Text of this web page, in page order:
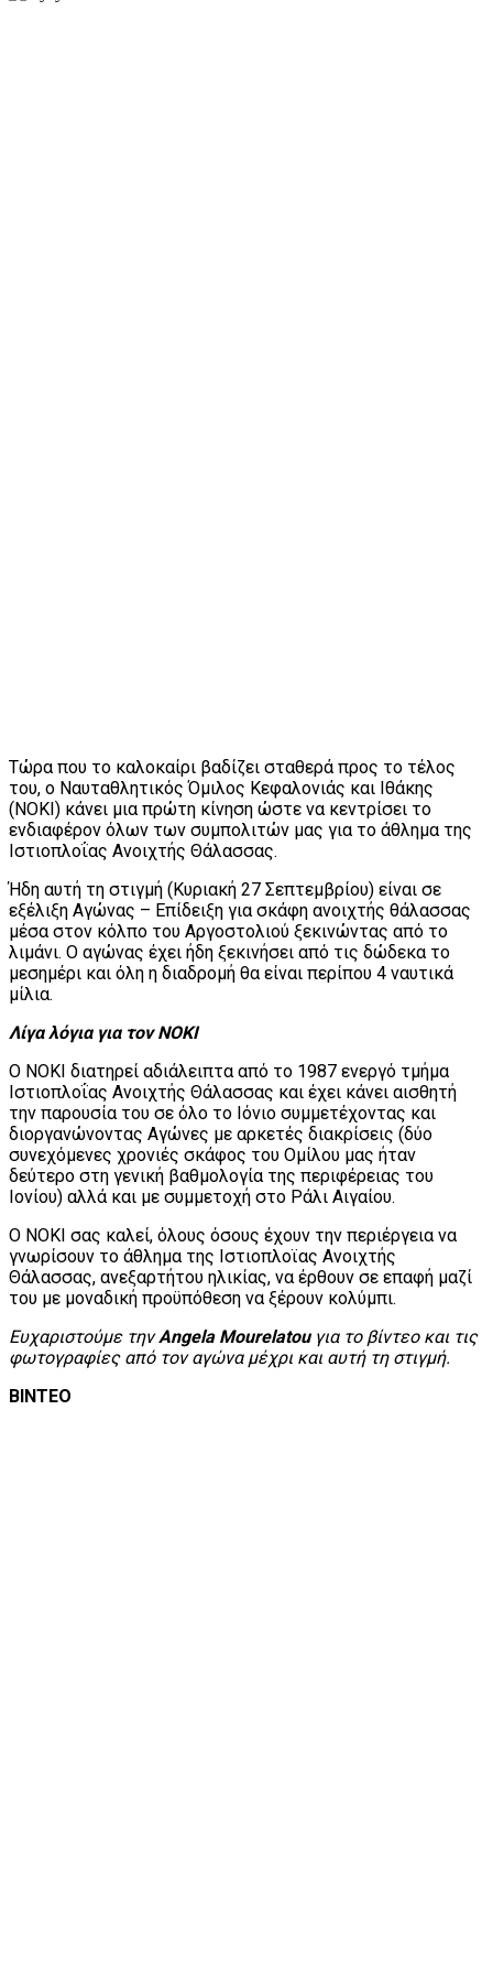
Τώρα που το καλοκαίρι βαδίζει σταθερά προς το τέλος
του, ο Ναυταθλητικός Όμιλος Κεφαλονιάς και Ιθάκης
(ΝΟΚΙ) κάνει μια πρώτη κίνηση ώστε να κεντρίσει το
ενδιαφέρον όλων των συμπολιτών μας για το άθλημα της
Ιστιοπλοΐας Ανοιχτής Θάλασσας.
Ήδη αυτή τη στιγμή (Κυριακή 27 Σεπτεμβρίου) είναι σε
εξέλιξη Αγώνας – Επίδειξη για σκάφη ανοιχτής θάλασσας
μέσα στον κόλπο του Αργοστολιού ξεκινώντας από το
λιμάνι. Ο αγώνας έχει ήδη ξεκινήσει από τις δώδεκα το
μεσημέρι και όλη η διαδρομή θα είναι περίπου 4 ναυτικά
μίλια.
Λίγα λόγια για τον ΝΟΚΙ
Ο ΝΟΚΙ διατηρεί αδιάλειπτα από το 1987 ενεργό τμήμα
Ιστιοπλοΐας Ανοιχτής Θάλασσας και έχει κάνει αισθητή
την παρουσία του σε όλο το Ιόνιο συμμετέχοντας και
διοργανώνοντας Αγώνες με αρκετές διακρίσεις (δύο
συνεχόμενες χρονιές σκάφος του Ομίλου μας ήταν
δεύτερο στη γενική βαθμολογία της περιφέρειας του
Ιονίου) αλλά και με συμμετοχή στο Ράλι Αιγαίου.
Ο ΝΟΚΙ σας καλεί, όλους όσους έχουν την περιέργεια να
γνωρίσουν το άθλημα της Ιστιοπλοϊας Ανοιχτής
Θάλασσας, ανεξαρτήτου ηλικίας, να έρθουν σε επαφή μαζί
του με μοναδική προϋπόθεση να ξέρουν κολύμπι.
Ευχαριστούμε τηνAngela Mourelatouγια το βίντεο και τις
φωτογραφίες από τον αγώνα μέχρι και αυτή τη στιγμή.
ΒΙΝΤΕΟ